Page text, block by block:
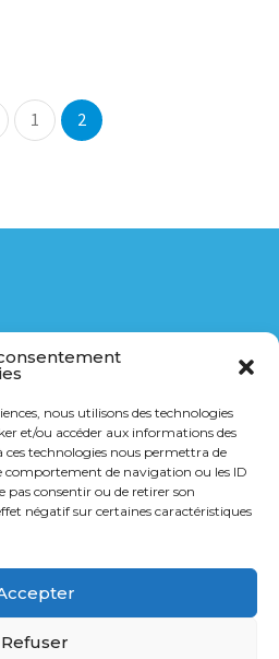
nous utilisons des technologies
et/ou accéder aux informations des
ces technologies nous permettra de
comportement de navigation ou les ID
pas consentir ou de retirer son
négatif sur certaines caractéristiques
Refuser
1 2
la Breuchillière
Dijon
gl.fr